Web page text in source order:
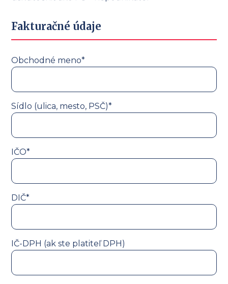
Fakturačné údaje
Obchodné meno*
Sídlo (ulica, mesto, PSČ)*
IČO*
DIČ*
IČ-DPH (ak ste platiteľ DPH)